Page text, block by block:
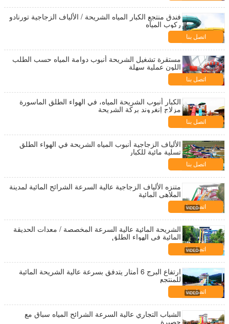
فندق منتجع الكبار المياه الشريحة / الألياف الزجاجية تورنادو
ركوب المياه
اتصل بنا
مستقرة تشغيل الشريحة أنبوب دوامة المياه حسب الطلب
اللون عملية سهلة
اتصل بنا
الكبار أنبوب الشريحة المياه، في الهواء الطلق الماسورة
مزلاج إنغروند بركة الشريحة
اتصل بنا
الألياف الزجاجية أنبوب المياه الشريحة في الهواء الطلق
تسلية مائية للكبار
اتصل بنا
متنزه الألياف الزجاجية عالية السرعة الشرائح المائية لمدينة
الملاهي المائية
اتصل بنا
الشريحة المائية عالية السرعة المخصصة / معدات الحديقة
المائية في الهواء الطلق
اتصل بنا
ارتفاع البرج 6 أمتار يتدفق بسرعة عالية الشريحة المائية
للمنتجع
اتصل بنا
الشباب التجاري عالية السرعة الشرائح المياه سباق مع
حصيرة